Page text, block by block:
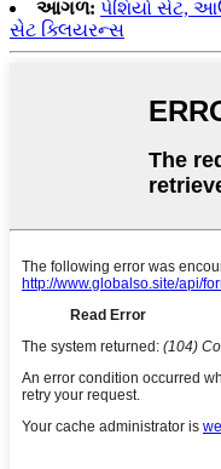
આગળ: પેશિયો સેટ,
સેટ ક્લિયરન્સ